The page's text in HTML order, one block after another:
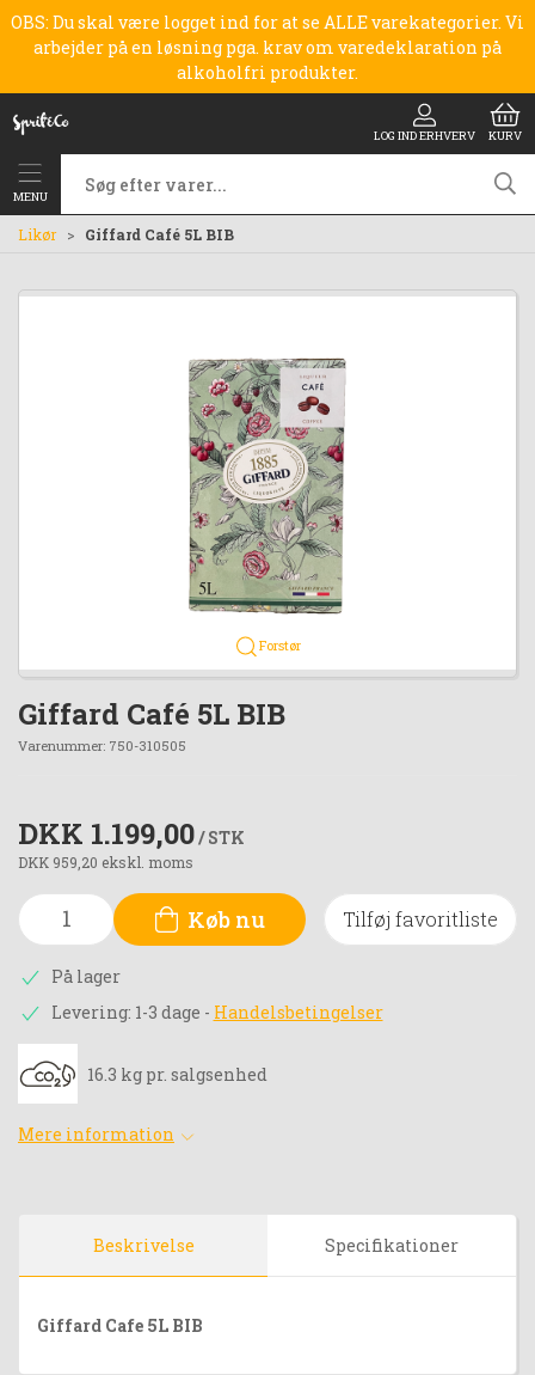
OBS: Du skal være logget ind for at se ALLE varekategorier. Vi
arbejder på en løsning pga. krav om varedeklaration på
alkoholfri produkter.
LOG IND ERHVERV KURV
MENU
Likør Giffard Café 5L BIB
Forstør
Giffard Café 5L BIB
Varenummer: 750-310505
DKK 1.199,00/ STK
DKK 959,20 ekskl. moms
Køb nu Tilføj favoritliste
På lager
Levering: 1-3 dage - Handelsbetingelser
16.3 kg pr. salgsenhed
Mere information
Beskrivelse Specifikationer
Giffard Cafe 5L BIB